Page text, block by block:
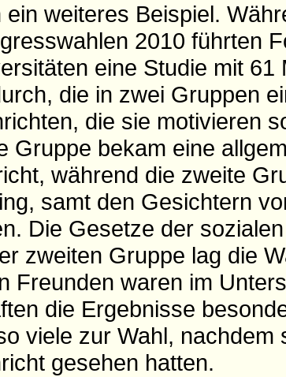
weiteres Beispiel.
2010 führten
eine Studie mit 61
die in zwei Gruppen
die sie motivieren
Gruppe bekam eine
während die zweite
samt den Gesichtern
Die Gesetze der
zweiten Gruppe lag die
Freunden waren im
die Ergebnisse
viele zur Wahl, nachdem
gesehen hatten.